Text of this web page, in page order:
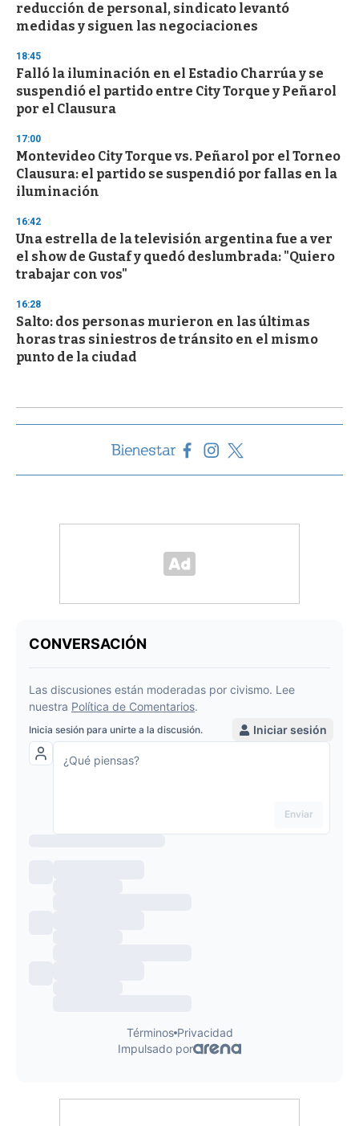
reducción de personal, sindicato levantó
medidas y siguen las negociaciones
18:45
Falló la iluminación en el Estadio Charrúa y se
suspendió el partido entre City Torque y Peñarol
por el Clausura
17:00
Montevideo City Torque vs. Peñarol por el Torneo
Clausura: el partido se suspendió por fallas en la
iluminación
16:42
Una estrella de la televisión argentina fue a ver
el show de Gustaf y quedó deslumbrada: "Quiero
trabajar con vos"
16:28
Salto: dos personas murieron en las últimas
horas tras siniestros de tránsito en el mismo
punto de la ciudad